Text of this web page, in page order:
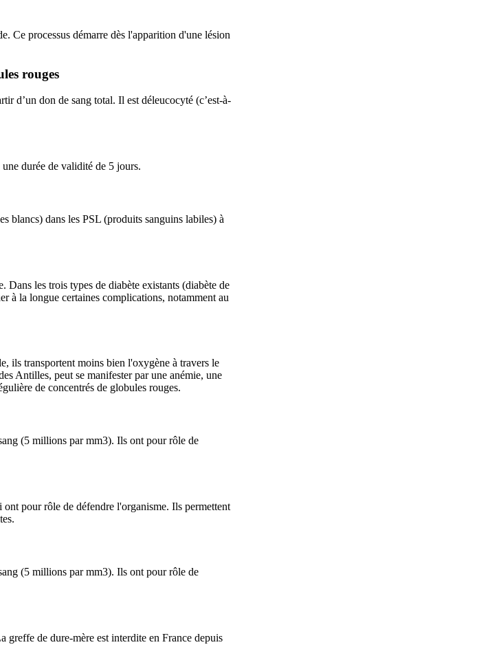
Ce processus démarre dès l'apparition d'une lésion
rouges
d’un don de sang total. Il est déleucocyté (c’est-à-
durée de validité de 5 jours.
blancs) dans les PSL (produits sanguins labiles) à
les trois types de diabète existants (diabète de
à la longue certaines complications, notamment au
ils transportent moins bien l'oxygène à travers le
Antilles, peut se manifester par une anémie, une
de concentrés de globules rouges.
(5 millions par mm3). Ils ont pour rôle de
ont pour rôle de défendre l'organisme. Ils permettent
(5 millions par mm3). Ils ont pour rôle de
greffe de dure-mère est interdite en France depuis